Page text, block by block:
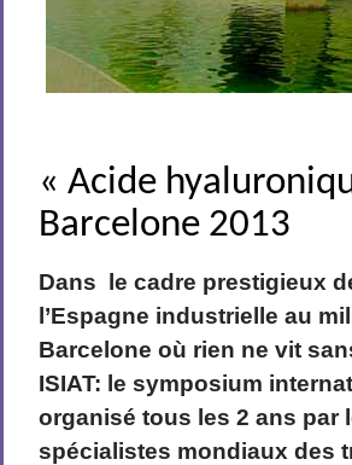
« Acide
Barcelone 2013
Dans le cadre prestigieux
l’Espagne industrielle au
Barcelone où rien ne vit
ISIAT: le symposium
organisé tous les 2 ans par
spécialistes mondiaux des